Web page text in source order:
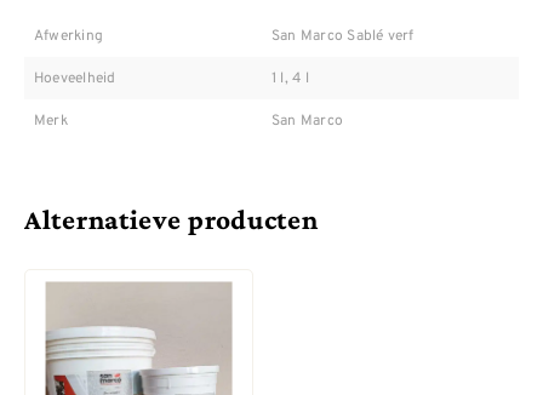
Afwerking San Marco Sablé verf
Hoeveelheid 1 l, 4 l
Merk San Marco
Alternatieve producten